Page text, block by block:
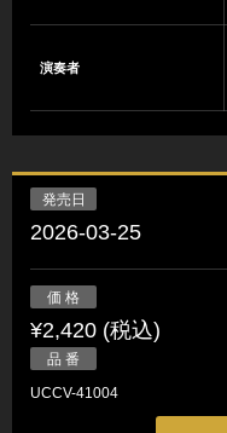
演奏者
発売日
2026-03-25
価 格
¥2,420 (税込)
品 番
UCCV-41004